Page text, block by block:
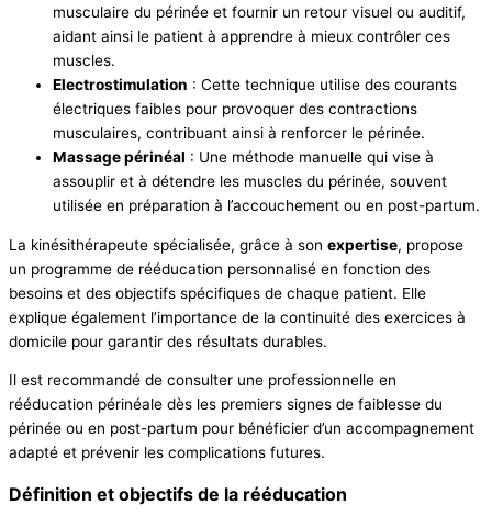
musculaire du périnée et fournir un retour visuel ou auditif,
aidant ainsi le patient à apprendre à mieux contrôler ces
muscles.
Electrostimulation : Cette technique utilise des courants
électriques faibles pour provoquer des contractions
musculaires, contribuant ainsi à renforcer le périnée.
Massage périnéal : Une méthode manuelle qui vise à
assouplir et à détendre les muscles du périnée, souvent
utilisée en préparation à l’accouchement ou en post-partum.
La kinésithérapeute spécialisée, grâce à son expertise, propose
un programme de rééducation personnalisé en fonction des
besoins et des objectifs spécifiques de chaque patient. Elle
explique également l’importance de la continuité des exercices à
domicile pour garantir des résultats durables.
Il est recommandé de consulter une professionnelle en
rééducation périnéale dès les premiers signes de faiblesse du
périnée ou en post-partum pour bénéficier d’un accompagnement
adapté et prévenir les complications futures.
Définition et objectifs de la rééducation